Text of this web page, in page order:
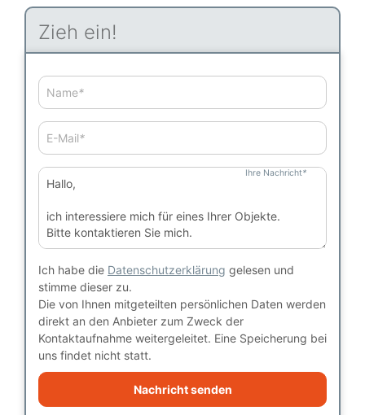
Zieh ein!
Name*
E-Mail*
Ihre Nachricht*
Ich habe die Datenschutzerklärung gelesen und
stimme dieser zu.
Die von Ihnen mitgeteilten persönlichen Daten werden
direkt an den Anbieter zum Zweck der
Kontaktaufnahme weitergeleitet. Eine Speicherung bei
uns findet nicht statt.
Nachricht senden